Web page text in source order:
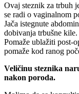
Ovaj steznik za trbuh
se radi o vaginalnom
Jača istegnute
dobivanja trbušne kile.
Pomaže ublažiti post-
pomaže kod ranog
Veličinu steznika
nakon poroda.